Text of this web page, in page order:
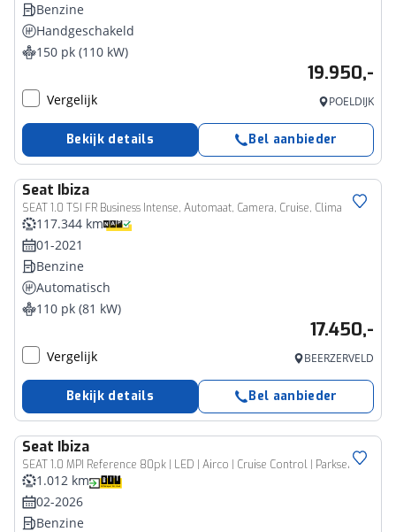
Benzine
Handgeschakeld
150 pk (110 kW)
19.950,-
Vergelijk POELDIJK
Bekijk details Bel aanbieder
Seat Ibiza
SEAT 1.0 TSI FR Business Intense, Automaat, Camera, Cruise, Clima
117.344 km
01-2021
Benzine
Automatisch
110 pk (81 kW)
17.450,-
Vergelijk BEERZERVELD
Bekijk details Bel aanbieder
Seat Ibiza
SEAT 1.0 MPI Reference 80pk | LED | Airco | Cruise Control | Parksens
1.012 km
02-2026
Benzine